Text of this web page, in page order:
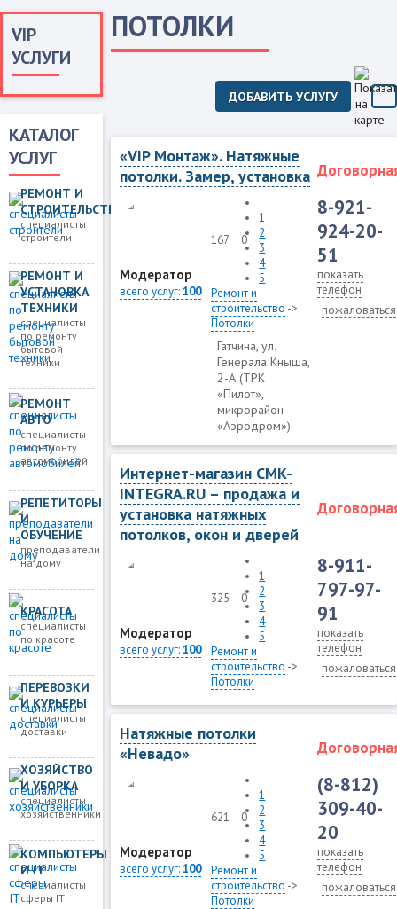
VIP
УСЛУГИ
КАТАЛОГ
УСЛУГ
РЕМОНТ И
СТРОИТЕЛЬСТВО
специалисты
строители
РЕМОНТ И
УСТАНОВКА
ТЕХНИКИ
специалисты
по ремонту
бытовой
техники
РЕМОНТ
АВТО
специалисты
по ремонту
автомобилей
РЕПЕТИТОРЫ
И
ОБУЧЕНИЕ
преподаватели
на дому
КРАСОТА
специалисты
по красоте
ПЕРЕВОЗКИ
И КУРЬЕРЫ
специалисты
доставки
ХОЗЯЙСТВО
И УБОРКА
специалисты
хозяйственники
КОМПЬЮТЕРЫ
И IT
специалисты
сферы IT
ПОТОЛКИ
ДОБАВИТЬ УСЛУГУ
«VIP Монтаж». Натяжные
потолки. Замер, установка
Модератор
всего услуг:100
167 0
1
2
3
4
5
Ремонт и
строительство ->
Потолки
Гатчина, ул.
Генерала Кныша,
2-А (ТРК
«Пилот»,
микрорайон
«Аэродром»)
8-921-
924-20-
51
показать
телефон
пожаловаться
Интернет-магазин CMK-
INTEGRA.RU – продажа и
установка натяжных
потолков, окон и дверей
Модератор
всего услуг:100
325 0
1
2
3
4
5
Ремонт и
строительство ->
Потолки
8-911-
797-97-
91
показать
телефон
пожаловаться
Натяжные потолки
«Невадо»
Модератор
всего услуг:100
621 0
1
2
3
4
5
Ремонт и
строительство ->
Потолки
(8-812)
309-40-
20
показать
телефон
пожаловаться